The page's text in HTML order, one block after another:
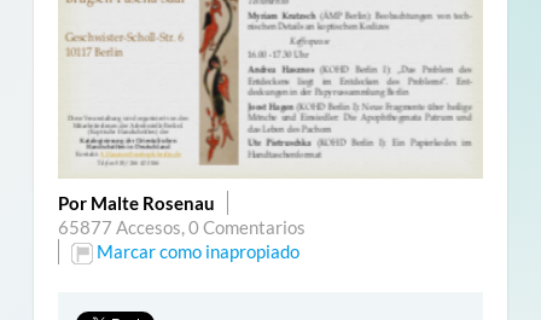
Por Malte Rosenau
65877 Accesos,0 Comentarios
Marcar como inapropiado